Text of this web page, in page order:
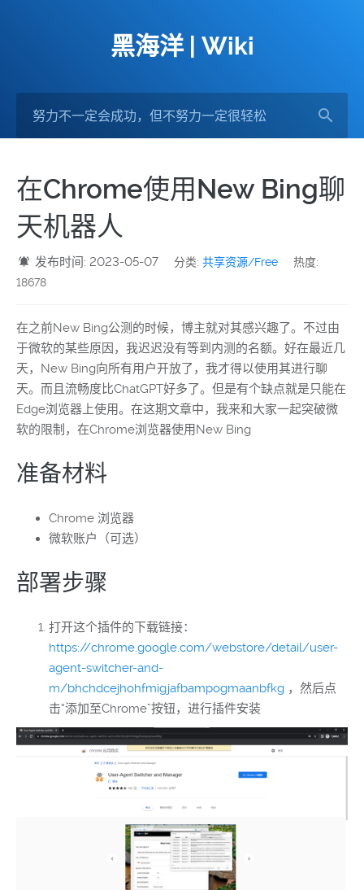
黑海洋 | Wiki
在Chrome使用New Bing聊
天机器人
发布时间: 2023-05-07 分类:共享资源/Free
热度:
18678
在之前New Bing公测的时候，博主就对其感兴趣了。不过由
于微软的某些原因，我迟迟没有等到内测的名额。好在最近几
天，New Bing向所有用户开放了，我才得以使用其进行聊
天。而且流畅度比ChatGPT好多了。但是有个缺点就是只能在
Edge浏览器上使用。在这期文章中，我来和大家一起突破微
软的限制，在Chrome浏览器使用New Bing
准备材料
Chrome 浏览器
微软账户（可选）
部署步骤
打开这个插件的下载链接：
https://chrome.google.com/webstore/detail/user-
agent-switcher-and-
m/bhchdcejhohfmigjafbampogmaanbfkg ，然后点
击“添加至Chrome”按钮，进行插件安装